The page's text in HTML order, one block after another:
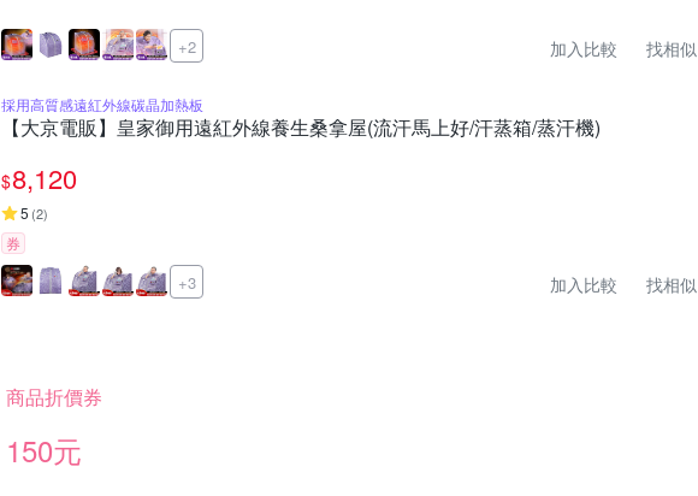
+2 加入比較 找相似
採用高質感遠紅外線碳晶加熱板
【大京電販】皇家御用遠紅外線養生桑拿屋(流汗馬上好/汗蒸箱/蒸汗機)
$8,120
5 (2)
券
+3 加入比較 找相似
商品折價券
150元